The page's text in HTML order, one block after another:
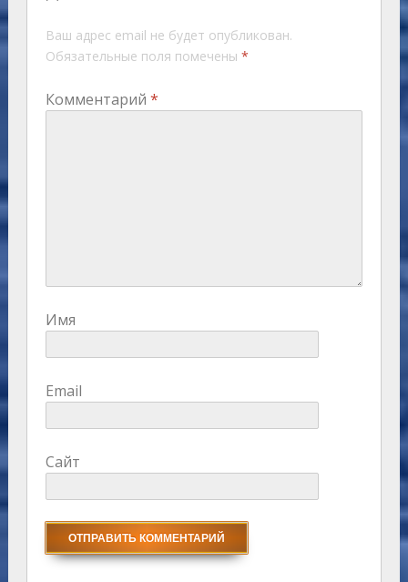
Ваш адрес email не будет опубликован.
Обязательные поля помечены *
Комментарий *
Имя
Email
Сайт